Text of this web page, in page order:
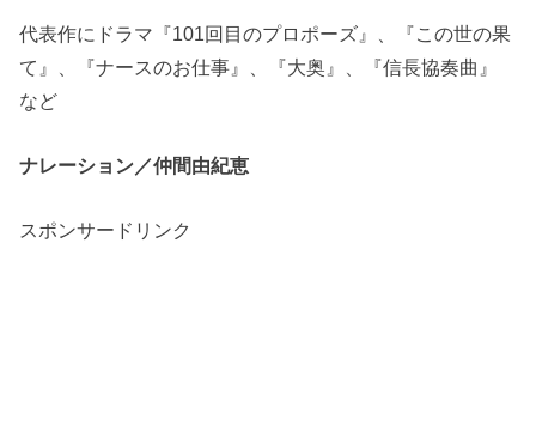
代表作にドラマ『101回目のプロポーズ』、『この世の果
て』、『ナースのお仕事』、『大奥』、『信長協奏曲』
など
ナレーション／仲間由紀恵
スポンサードリンク